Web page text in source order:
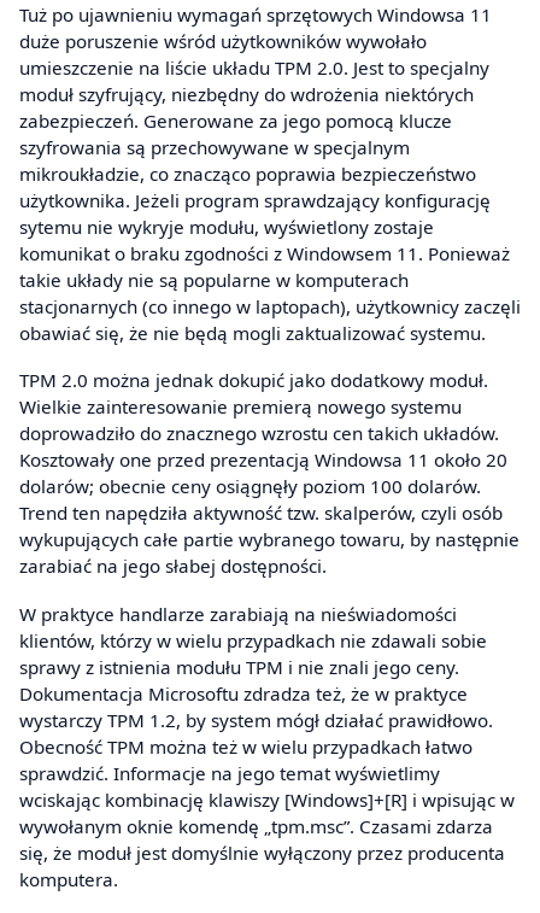
Tuż po ujawnieniu wymagań sprzętowych Windowsa 11
duże poruszenie wśród użytkowników wywołało
umieszczenie na liście układu TPM 2.0. Jest to specjalny
moduł szyfrujący, niezbędny do wdrożenia niektórych
zabezpieczeń. Generowane za jego pomocą klucze
szyfrowania są przechowywane w specjalnym
mikroukładzie, co znacząco poprawia bezpieczeństwo
użytkownika. Jeżeli program sprawdzający konfigurację
sytemu nie wykryje modułu, wyświetlony zostaje
komunikat o braku zgodności z Windowsem 11. Ponieważ
takie układy nie są popularne w komputerach
stacjonarnych (co innego w laptopach), użytkownicy zaczęli
obawiać się, że nie będą mogli zaktualizować systemu.
TPM 2.0 można jednak dokupić jako dodatkowy moduł.
Wielkie zainteresowanie premierą nowego systemu
doprowadziło do znacznego wzrostu cen takich układów.
Kosztowały one przed prezentacją Windowsa 11 około 20
dolarów; obecnie ceny osiągnęły poziom 100 dolarów.
Trend ten napędziła aktywność tzw. skalperów, czyli osób
wykupujących całe partie wybranego towaru, by następnie
zarabiać na jego słabej dostępności.
W praktyce handlarze zarabiają na nieświadomości
klientów, którzy w wielu przypadkach nie zdawali sobie
sprawy z istnienia modułu TPM i nie znali jego ceny.
Dokumentacja Microsoftu zdradza też, że w praktyce
wystarczy TPM 1.2, by system mógł działać prawidłowo.
Obecność TPM można też w wielu przypadkach łatwo
sprawdzić. Informacje na jego temat wyświetlimy
wciskając kombinację klawiszy [Windows]+[R] i wpisując w
wywołanym oknie komendę „tpm.msc”. Czasami zdarza
się, że moduł jest domyślnie wyłączony przez producenta
komputera.